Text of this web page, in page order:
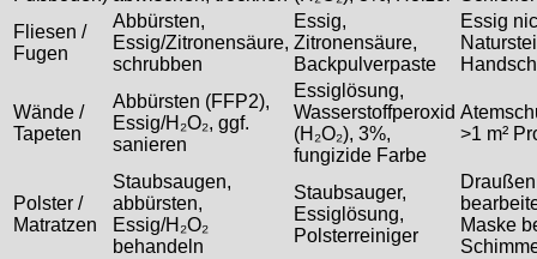
Fliesen /
Fugen
Abbürsten,
Essig/Zitronensäure,
schrubben
Essig,
Zitronensäure,
Backpulverpaste
Essig
Wände /
Tapeten
Abbürsten (FFP2),
Essig/H₂O₂, ggf.
sanieren
Essiglösung,
Wasserstoffperoxid
(H₂O₂), 3%,
fungizide Farbe
>1 m²
Polster /
Matratzen
Staubsaugen,
abbürsten,
Essig/H₂O₂
behandeln
Staubsauger,
Essiglösung,
Polsterreiniger
Draußen
Maske